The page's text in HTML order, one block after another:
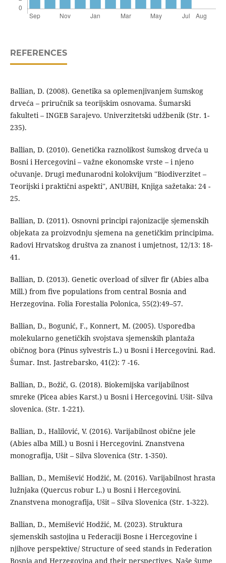
REFERENCES
Ballian, D. (2008). Genetika sa oplemenjivanjem šumskog
drveća – priručnik sa teorijskim osnovama. Šumarski
fakulteti – INGEB Sarajevo. Univerzitetski udžbenik (Str. 1-
235).
Ballian, D. (2010). Genetička raznolikost šumskog drveća u
Bosni i Hercegovini – važne ekonomske vrste – i njeno
očuvanje. Drugi međunarodni kolokvijum ''Biodiverzitet –
Teorijski i praktični aspekti'', ANUBiH, Knjiga sažetaka: 24 -
25.
Ballian, D. (2011). Osnovni principi rajonizacije sjemenskih
objekata za proizvodnju sjemena na genetičkim principima.
Radovi Hrvatskog društva za znanost i umjetnost, 12/13: 18-
41.
Ballian, D. (2013). Genetic overload of silver fir (Abies alba
Mill.) from five populations from central Bosnia and
Herzegovina. Folia Forestalia Polonica, 55(2):49–57.
Ballian, D., Bogunić, F., Konnert, M. (2005). Usporedba
molekularno genetičkih svojstava sjemenskih plantaža
običnog bora (Pinus sylvestris L.) u Bosni i Hercegovini. Rad.
Šumar. Inst. Jastrebarsko, 41(2): 7 -16.
Ballian, D., Božič, G. (2018). Biokemijska varijabilnost
smreke (Picea abies Karst.) u Bosni i Hercegovini. Ušit- Silva
slovenica. (Str. 1-221).
Ballian, D., Halilović, V. (2016). Varijabilnost obične jele
(Abies alba Mill.) u Bosni i Hercegovini. Znanstvena
monografija, Ušit – Silva Slovenica (Str. 1-350).
Ballian, D., Memišević Hodžić, M. (2016). Varijabilnost hrasta
lužnjaka (Quercus robur L.) u Bosni i Hercegovini.
Znanstvena monografija, Ušit – Silva Slovenica (Str. 1-322).
Ballian, D., Memišević Hodžić, M. (2023). Struktura
sjemenskih sastojina u Federaciji Bosne i Hercegovine i
njihove perspektive/ Structure of seed stands in Federation
Bosnia and Herzegovina and their perspectives. Naše šume